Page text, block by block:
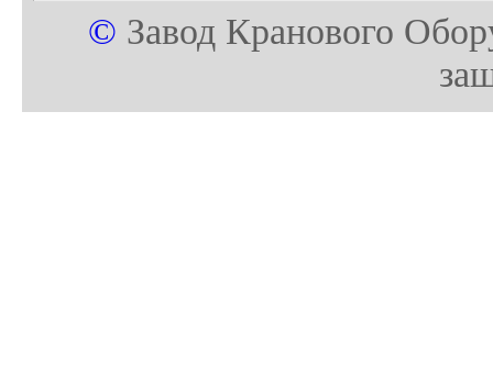
© Завод Кранового